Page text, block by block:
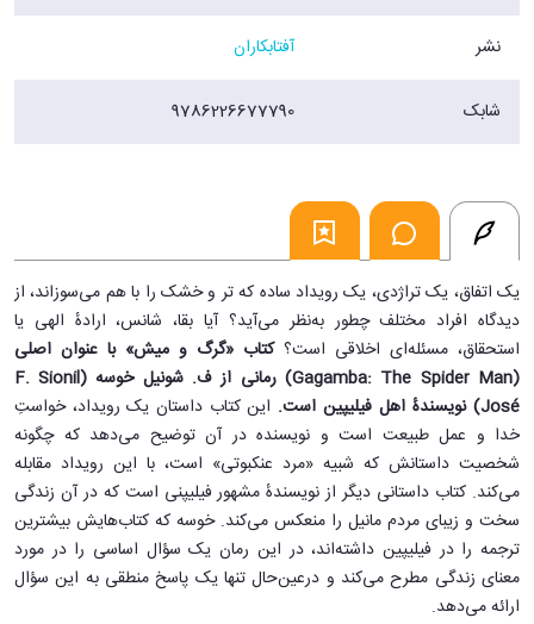
نشر آفتابکاران
شابک 9786226677790
یک اتفاق، یک تراژدی، یک رویداد ساده که تر و خشک را با هم می‌سوزاند، از
دیدگاه افراد مختلف چطور به‌نظر می‌آید؟ آیا بقا، شانس، ارادهٔ الهی یا
استحقاق، مسئله‌ای اخلاقی است؟کتاب «گرگ و میش» با عنوان اصلی
(Gagamba: The Spider Man) رمانی از ف. شونیل خوسه (F. Sionil
José) نویسندهٔ اهل فیلیپین است.
این کتاب داستان یک رویداد، خواستِ
خدا و عمل طبیعت است و نویسنده در آن توضیح می‌دهد که چگونه
شخصیت داستانش که شبیه «مرد عنکبوتی» است، با این رویداد مقابله
می‌کند. کتاب داستانی دیگر از نویسندهٔ مشهور فیلیپنی است که در آن زندگی
سخت و زیبای مردم مانیل را منعکس می‌کند. خوسه که کتاب‌هایش بیشترین
ترجمه را در فیلیپین داشته‌اند، در این رمان یک سؤال اساسی را در مورد
معنای زندگی مطرح می‌کند و درعین‌حال تنها یک پاسخ منطقی به این سؤال
ارائه می‌دهد.